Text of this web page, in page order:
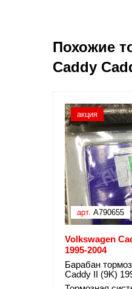
Похожие
Caddy
акция
арт. A790655
Volkswagen
1995-2004
Барабан
Caddy II (9K)